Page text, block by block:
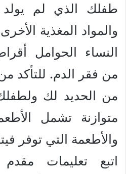
طفلك الذي لم يولد
والمواد المغذية
النساء الحوامل
من فقر الدم. للتأكد
من الحديد لك
متوازنة تشمل
اتبع تعليمات مقدم